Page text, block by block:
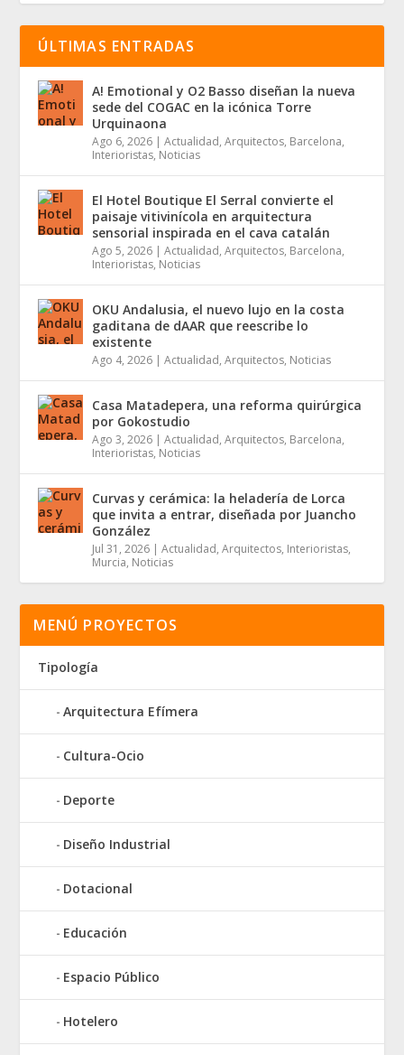
ÚLTIMAS ENTRADAS
A! Emotional y O2 Basso diseñan la nueva
sede del COGAC en la icónica Torre
Urquinaona
Ago 6, 2026 |Actualidad,Arquitectos, Barcelona,
Interioristas, Noticias
El Hotel Boutique El Serral convierte el
paisaje vitivinícola en arquitectura
sensorial inspirada en el cava catalán
Ago 5, 2026 |Actualidad,Arquitectos, Barcelona,
Interioristas, Noticias
OKU Andalusia, el nuevo lujo en la costa
gaditana de dAAR que reescribe lo
existente
Ago 4, 2026 |Actualidad,Arquitectos, Noticias
Casa Matadepera, una reforma quirúrgica
por Gokostudio
Ago 3, 2026 |Actualidad,Arquitectos, Barcelona,
Interioristas, Noticias
Curvas y cerámica: la heladería de Lorca
que invita a entrar, diseñada por Juancho
González
Jul 31, 2026 |Actualidad,Arquitectos, Interioristas,
Murcia, Noticias
MENÚ PROYECTOS
Tipología
Arquitectura Efímera
Cultura-Ocio
Deporte
Diseño Industrial
Dotacional
Educación
Espacio Público
Hotelero